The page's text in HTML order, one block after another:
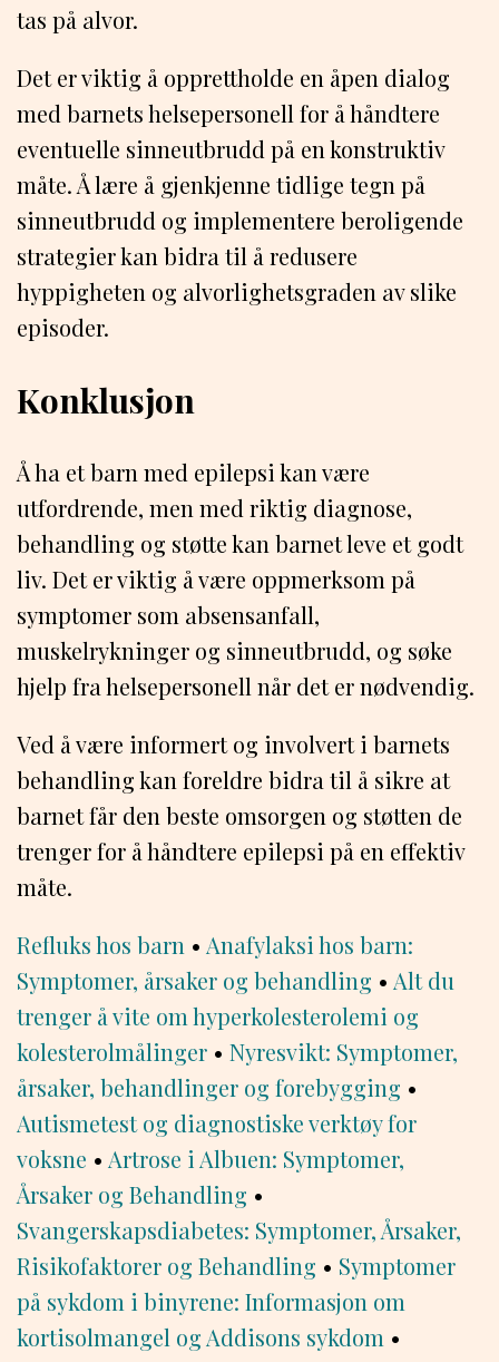
tas på alvor.
Det er viktig å opprettholde en åpen dialog
med barnets helsepersonell for å håndtere
eventuelle sinneutbrudd på en konstruktiv
måte. Å lære å gjenkjenne tidlige tegn på
sinneutbrudd og implementere beroligende
strategier kan bidra til å redusere
hyppigheten og alvorlighetsgraden av slike
episoder.
Konklusjon
Å ha et barn med epilepsi kan være
utfordrende, men med riktig diagnose,
behandling og støtte kan barnet leve et godt
liv. Det er viktig å være oppmerksom på
symptomer som absensanfall,
muskelrykninger og sinneutbrudd, og søke
hjelp fra helsepersonell når det er nødvendig.
Ved å være informert og involvert i barnets
behandling kan foreldre bidra til å sikre at
barnet får den beste omsorgen og støtten de
trenger for å håndtere epilepsi på en effektiv
måte.
Refluks hos barn • Anafylaksi hos barn:
Symptomer, årsaker og behandling • Alt du
trenger å vite om hyperkolesterolemi og
kolesterolmålinger • Nyresvikt: Symptomer,
årsaker, behandlinger og forebygging •
Autismetest og diagnostiske verktøy for
voksne • Artrose i Albuen: Symptomer,
Årsaker og Behandling •
Svangerskapsdiabetes: Symptomer, Årsaker,
Risikofaktorer og Behandling • Symptomer
på sykdom i binyrene: Informasjon om
kortisolmangel og Addisons sykdom •